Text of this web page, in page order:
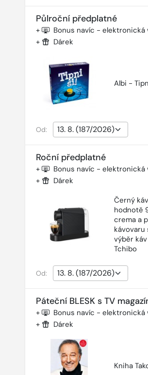
Půlroční předplatné
+ Bonus navíc - elektronická
+ Dárek
Albi -
Od:
Roční předplatné
+ Bonus navíc - elektronická
+
Dárek
Černý
hodnotě
crema a
kávovaru
výběr
Tchibo
Od:
Páteční BLESK s TV
+ Bonus navíc - elektronická
+ Dárek
Kniha